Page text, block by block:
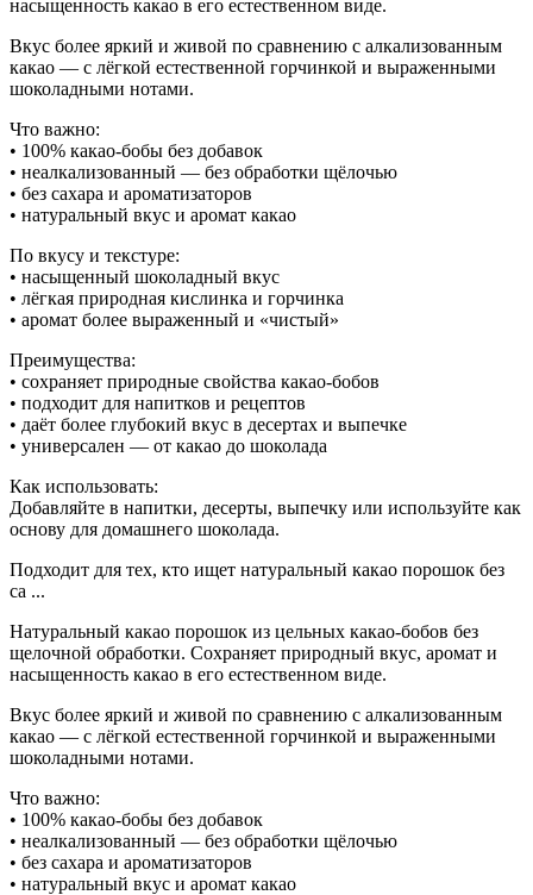
насыщенность какао в его естественном виде.
Вкус более яркий и живой по сравнению с алкализованным
какао — с лёгкой естественной горчинкой и выраженными
шоколадными нотами.
Что важно:
• 100% какао-бобы без добавок
• неалкализованный — без обработки щёлочью
• без сахара и ароматизаторов
• натуральный вкус и аромат какао
По вкусу и текстуре:
• насыщенный шоколадный вкус
• лёгкая природная кислинка и горчинка
• аромат более выраженный и «чистый»
Преимущества:
• сохраняет природные свойства какао-бобов
• подходит для напитков и рецептов
• даёт более глубокий вкус в десертах и выпечке
• универсален — от какао до шоколада
Как использовать:
Добавляйте в напитки, десерты, выпечку или используйте как
основу для домашнего шоколада.
Подходит для тех, кто ищет натуральный какао порошок без
са ...
Натуральный какао порошок из цельных какао-бобов без
щелочной обработки. Сохраняет природный вкус, аромат и
насыщенность какао в его естественном виде.
Вкус более яркий и живой по сравнению с алкализованным
какао — с лёгкой естественной горчинкой и выраженными
шоколадными нотами.
Что важно:
• 100% какао-бобы без добавок
• неалкализованный — без обработки щёлочью
• без сахара и ароматизаторов
• натуральный вкус и аромат какао